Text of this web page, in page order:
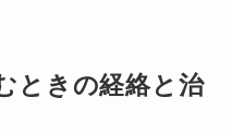
ときの経絡と治